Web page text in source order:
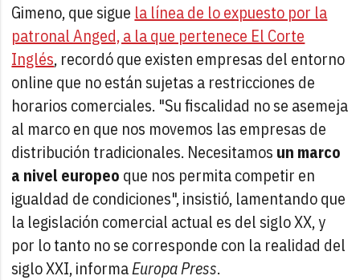
Gimeno, que sigue la línea de lo expuesto por la
patronal Anged, a la que pertenece El Corte
Inglés, recordó que existen empresas del entorno
online que no están sujetas a restricciones de
horarios comerciales. "Su fiscalidad no se asemeja
al marco en que nos movemos las empresas de
distribución tradicionales. Necesitamos un marco
a nivel europeo que nos permita competir en
igualdad de condiciones", insistió, lamentando que
la legislación comercial actual es del siglo XX, y
por lo tanto no se corresponde con la realidad del
siglo XXI, informaEuropa Press.